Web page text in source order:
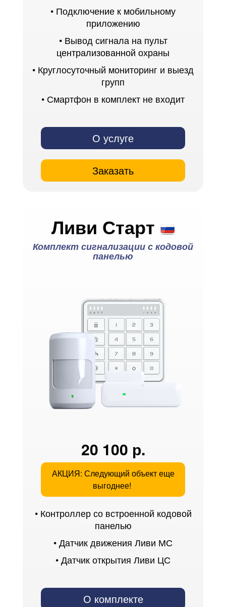
• Подключение к мобильному
приложению
• Вывод сигнала на пульт
централизованной охраны
• Круглосуточный мониторинг и выезд
групп
• Смартфон в комплект не входит
О услуге
Заказать
Ливи Старт
Комплект сигнализации с кодовой
панелью
20 100 р.
АКЦИЯ: Следующий объект еще
выгоднее!
• Контроллер со встроенной кодовой
панелью
• Датчик движения Ливи МС
• Датчик открытия Ливи ЦС
О комплекте